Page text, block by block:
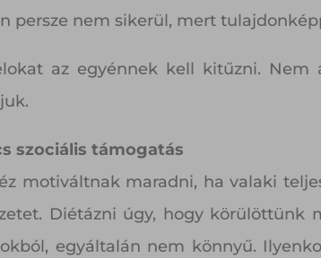
persze nem sikerül, mert
az egyénnek kell kitűzni. Nem
szociális támogatás
motiváltnak maradni, ha valaki
Diétázni úgy, hogy körülöttünk
egyáltalán nem könnyű.